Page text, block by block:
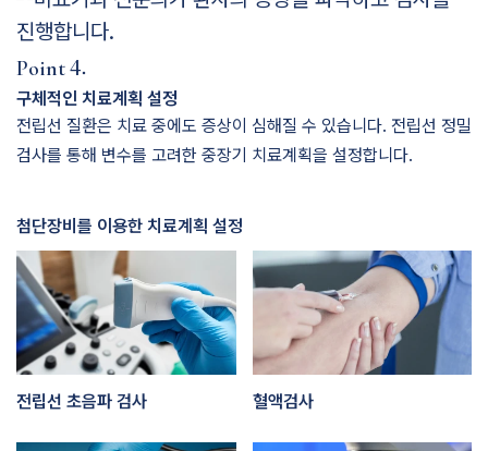
Point4.
구체적인 치료계획 설정
전립선 질환은 치료 중에도 증상이 심해질 수 있습니다. 전립선 정밀
검사를 통해 변수를 고려한 중장기 치료계획을 설정합니다.
첨단장비를 이용한 치료계획 설정
전립선 초음파 검사 혈액검사